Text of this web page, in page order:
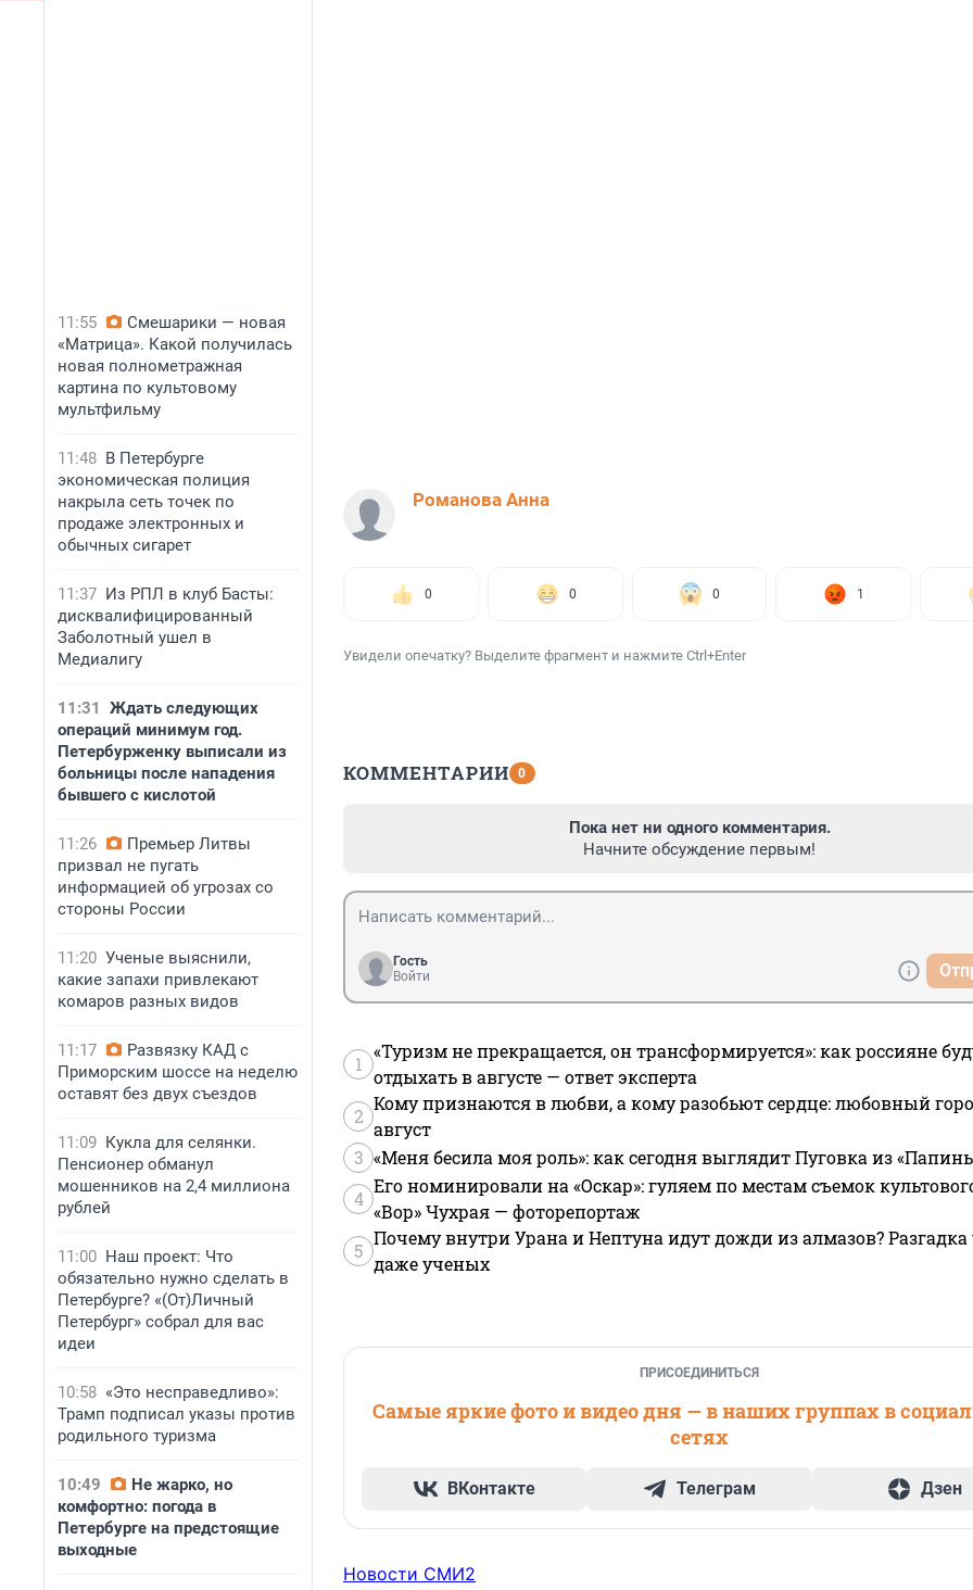
11:55
Смешарики — новая
«Матрица». Какой получилась
новая полнометражная
картина по культовому
мультфильму
11:48 В Петербурге
экономическая полиция
накрыла сеть точек по
продаже электронных и
обычных сигарет
11:37 Из РПЛ в клуб Басты:
дисквалифицированный
Заболотный ушел в
Медиалигу
11:31
Ждать следующих
операций минимум год.
Петербурженку выписали из
больницы после нападения
бывшего с кислотой
11:26
Премьер Литвы
призвал не пугать
информацией об угрозах со
стороны России
11:20 Ученые выяснили,
какие запахи привлекают
комаров разных видов
11:17
Развязку КАД с
Приморским шоссе на неделю
оставят без двух съездов
11:09 Кукла для селянки.
Пенсионер обманул
мошенников на 2,4 миллиона
рублей
11:00 Наш проект: Что
обязательно нужно сделать в
Петербурге? «(От)Личный
Петербург» собрал для вас
идеи
10:58 «Это несправедливо»:
Трамп подписал указы против
родильного туризма
10:49
Не жарко, но
комфортно: погода в
Петербурге на предстоящие
выходные
Романова Анна
0 0 0 1
Увидели опечатку? Выделите фрагмент и нажмите Ctrl+Enter
КОММЕНТАРИИ 0
Пока нет ни одного комментария.
Начните обсуждение первым!
Гость
Войти
1
«Туризм не прекращается, он трансформируется»: как россияне
отдыхать в августе — ответ эксперта
2
Кому признаются в любви, а кому разобьют сердце: любовный
август
3 «Меня бесила моя роль»: как сегодня выглядит Пуговка из
4
Его номинировали на «Оскар»: гуляем по местам съемок
«Вор» Чухрая — фоторепортаж
5
Почему внутри Урана и Нептуна идут дожди из алмазов?
даже ученых
ПРИСОЕДИНИТЬСЯ
Самые яркие фото и видео дня — в наших группах в
сетях
ВКонтакте Телеграм Дзен
Новости СМИ2